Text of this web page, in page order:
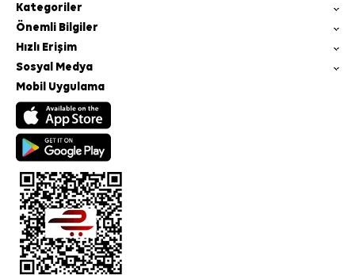
Kategoriler
Önemli Bilgiler
Hızlı Erişim
Sosyal Medya
Mobil Uygulama